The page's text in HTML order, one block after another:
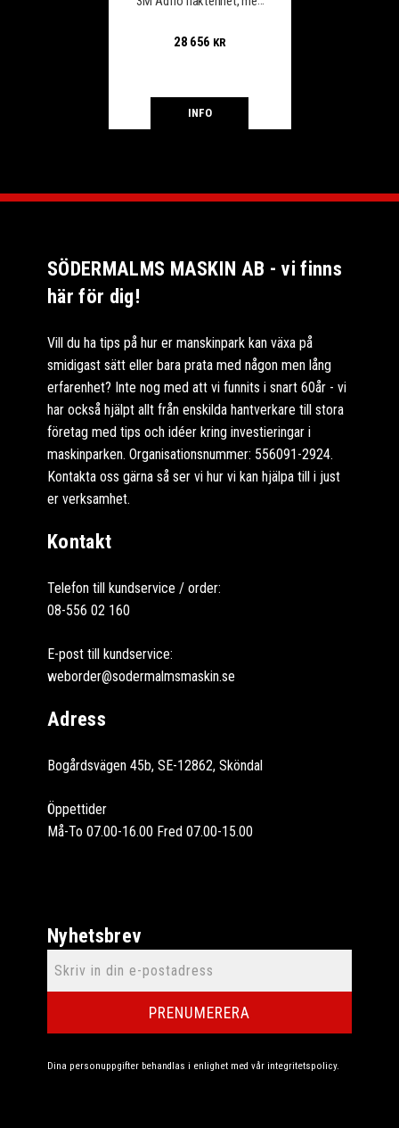
28 656 KR
INFO
SÖDERMALMS MASKIN AB - vi finns
här för dig!
Vill du ha tips på hur er manskinpark kan växa på
smidigast sätt eller bara prata med någon men lång
erfarenhet? Inte nog med att vi funnits i snart 60år - vi
har också hjälpt allt från enskilda hantverkare till stora
företag med tips och idéer kring investieringar i
maskinparken. Organisationsnummer: 556091-2924.
Kontakta oss gärna så ser vi hur vi kan hjälpa till i just
er verksamhet.
Kontakt
Telefon till kundservice / order:
08-556 02 160
E-post till kundservice:
weborder@sodermalmsmaskin.se
Adress
Bogårdsvägen 45b, SE-12862, Sköndal
Öppettider
Må-To 07.00-16.00 Fred 07.00-15.00
Nyhetsbrev
PRENUMERERA
Dina personuppgifter behandlas i enlighet med vår integritetspolicy.